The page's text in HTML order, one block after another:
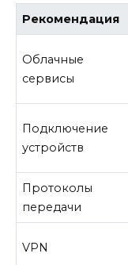
Рекомендация
Облачные
сервисы
Подключение
устройств
Протоколы
передачи
VPN